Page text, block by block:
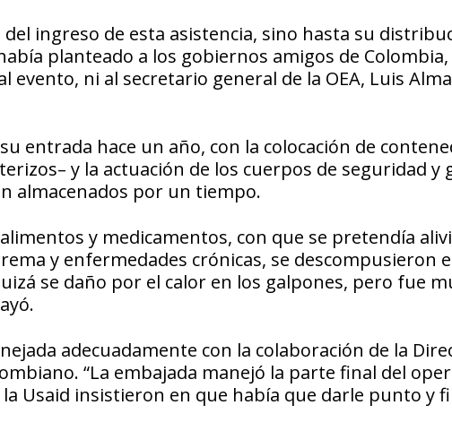
ingreso de esta asistencia, sino hasta su
planteado a los gobiernos amigos de Colombia,
ni al secretario general de la OEA, Luis
entrada hace un año, con la colocación de
y la actuación de los cuerpos de seguridad y
almacenados por un tiempo.
y medicamentos, con que se pretendía
y enfermedades crónicas, se descompusieron
se daño por el calor en los galpones, pero fue
adecuadamente con la colaboración de la
“La embajada manejó la parte final del
Usaid insistieron en que había que darle punto y